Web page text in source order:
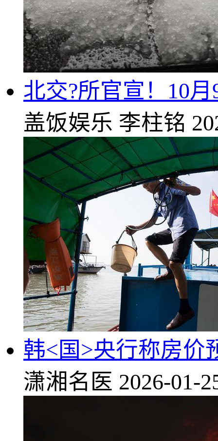
北交?所官宣！10
盖饭娱乐 李柱铭
韩<国>央行称房价
潇湘名医 2026-01-